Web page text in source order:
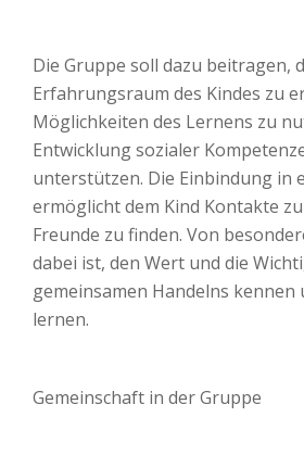
Die Gruppe soll dazu beitragen,
Erfahrungsraum des Kindes zu
Möglichkeiten des Lernens zu
Entwicklung sozialer
unterstützen. Die Einbindung in
ermöglicht dem Kind Kontakte
Freunde zu finden. Von
dabei ist, den Wert und die
gemeinsamen Handelns kennen
lernen.
Gemeinschaft in der Gruppe